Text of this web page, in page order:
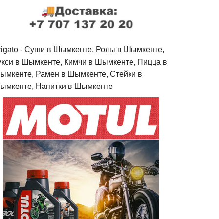
- Cуши в Шымкенте, Ролы в Шымкенте,
в Шымкенте, Кимчи в Шымкенте, Пицца в
Рамен в Шымкенте, Стейки в
Напитки в Шымкенте